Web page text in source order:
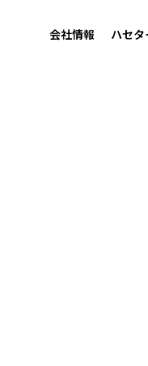
会社情報 ハセ